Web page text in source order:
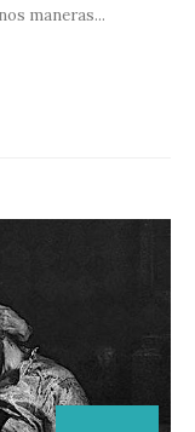
maneras...